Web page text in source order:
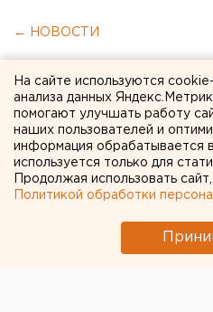
← НОВОСТИ
К демаршу
свердловский
На сайте используются
анализа данных
помогают улучшать работу
наших пользователей и
информация обрабатывается
используется только для
Продолжая использовать
Политикой обработки